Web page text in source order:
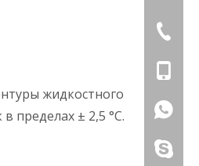
жидкостного
пределах ± 2,5 °C.
+86-